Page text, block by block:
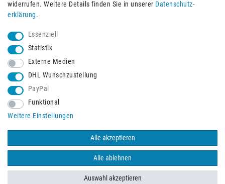
© 2026 Burbach+Goetz Deutsche Sanitätshaus GmbH
vorbehalten. Alle Preise verstehen sich inklusive der Mehrwertsteuer,
zuzüglich der Versandkosten.
widerrufen. Weitere Details finden Sie in unserer Daten­schutz­
erklärung.
Essenziell
Statistik
Externe Medien
DHL Wunschzustellung
PayPal
Funktional
Weitere Einstellungen
Alle akzeptieren
Alle ablehnen
Auswahl akzeptieren